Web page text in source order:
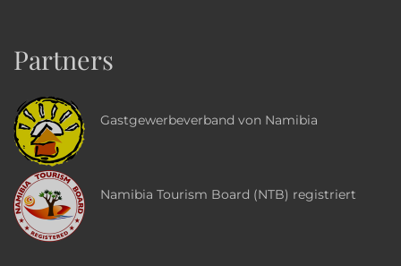
Partners
Gastgewerbeverband von Namibia
Namibia Tourism Board (NTB) registriert